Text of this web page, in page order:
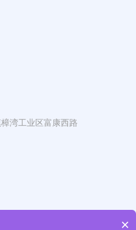
湾工业区富康西路
×